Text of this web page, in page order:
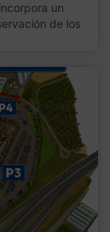
un
de los